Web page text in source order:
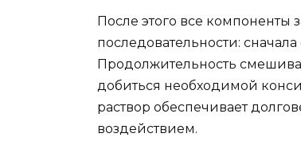
После этого все
последовательности:
Продолжительность
добиться необходимой
раствор обеспечивает
воздействием.